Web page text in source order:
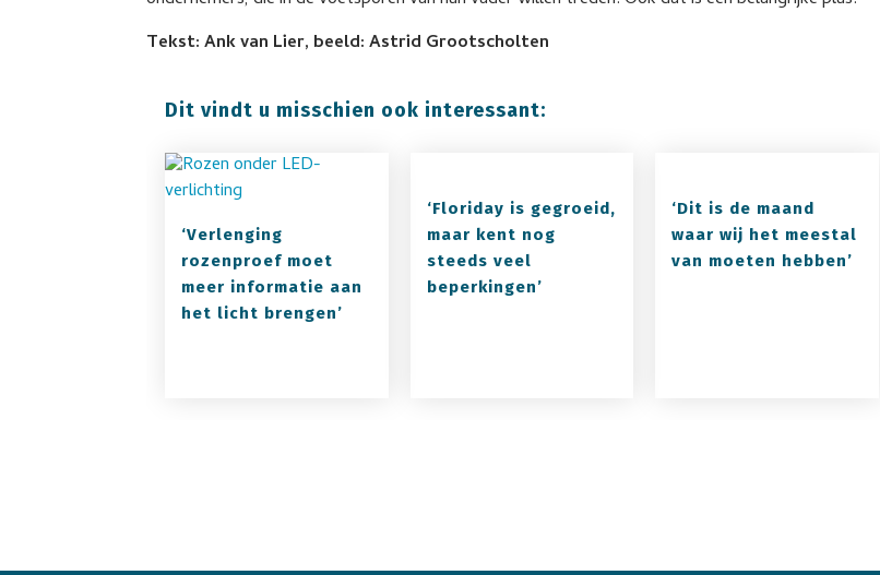
Tekst: Ank van Lier, beeld: Astrid Grootscholten
Dit vindt u misschien ook interessant:
‘Verlenging
rozenproef moet
meer informatie aan
het licht brengen’
‘Floriday is gegroeid,
maar kent nog
steeds veel
beperkingen’
‘Dit is de maand
waar wij het meestal
van moeten hebben’